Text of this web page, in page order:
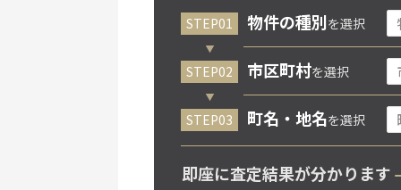
物件の種別を選択
市区町村を選択
町名・地名を選択
即座に査定結果が分かります